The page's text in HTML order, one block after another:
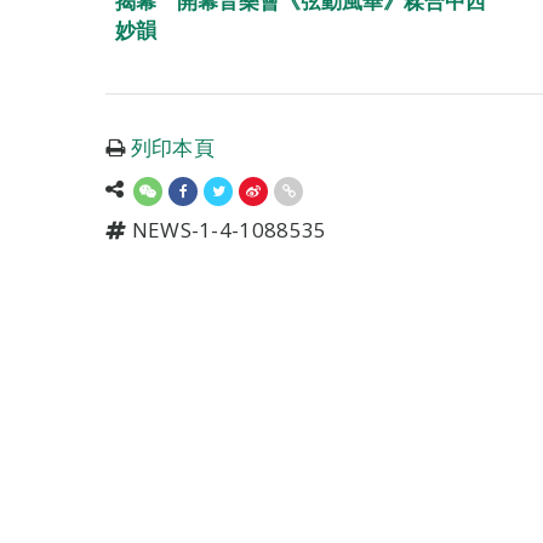
妙韻
列印本頁
NEWS-1-4-1088535